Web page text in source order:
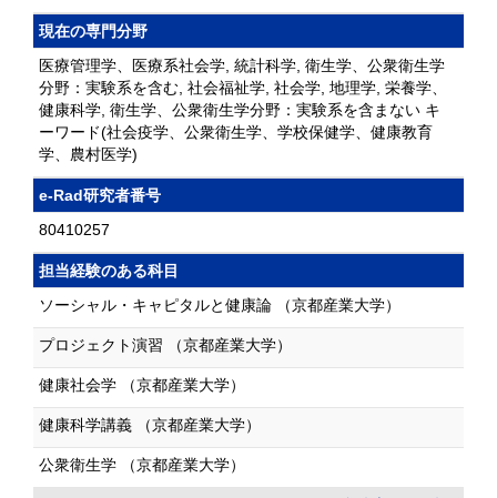
現在の専門分野
医療管理学、医療系社会学, 統計科学, 衛生学、公衆衛生学
分野：実験系を含む, 社会福祉学, 社会学, 地理学, 栄養学、
健康科学, 衛生学、公衆衛生学分野：実験系を含まない キ
ーワード(社会疫学、公衆衛生学、学校保健学、健康教育
学、農村医学)
e-Rad研究者番号
80410257
担当経験のある科目
ソーシャル・キャピタルと健康論 （京都産業大学）
プロジェクト演習 （京都産業大学）
健康社会学 （京都産業大学）
健康科学講義 （京都産業大学）
公衆衛生学 （京都産業大学）